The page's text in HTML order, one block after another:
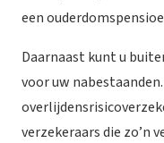
een
Daarnaast kunt u
voor uw
verzekeraars die zo’n